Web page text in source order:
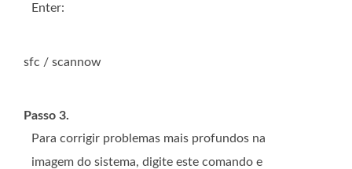
Enter:
sfc / scannow
Passo 3.
Para corrigir problemas mais profundos na
imagem do sistema, digite este comando e